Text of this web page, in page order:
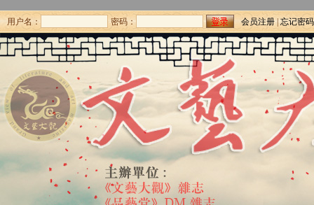
用户名： 密码： 会员注册|忘记密码